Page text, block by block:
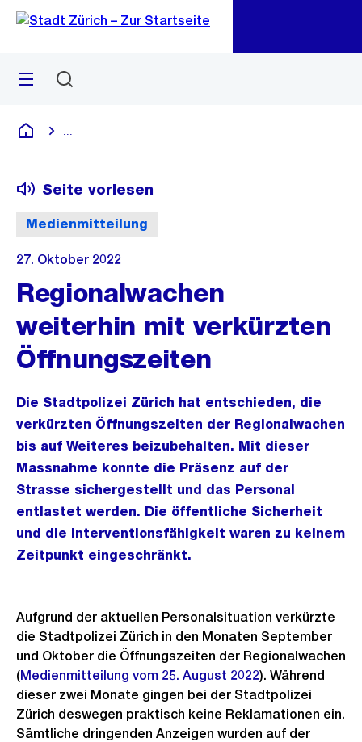
Navigation
Sprunglink
Menü
Deutsch
Medienmitteilung
Seite vorlesen
27. Oktober 2022
Regionalwachen
weiterhin mit verkürzten
Öffnungszeiten
Die Stadtpolizei Zürich hat entschieden, die
verkürzten Öffnungszeiten der Regionalwachen
bis auf Weiteres beizubehalten. Mit dieser
Massnahme konnte die Präsenz auf der
Strasse sichergestellt und das Personal
entlastet werden. Die öffentliche Sicherheit
und die Interventionsfähigkeit waren zu keinem
Zeitpunkt eingeschränkt.
Aufgrund der aktuellen Personalsituation verkürzte
die Stadtpolizei Zürich in den Monaten September
und Oktober die Öffnungszeiten der Regionalwachen
(Medienmitteilung vom 25. August 2022). Während
dieser zwei Monate gingen bei der Stadtpolizei
Zürich deswegen praktisch keine Reklamationen ein.
Sämtliche dringenden Anzeigen wurden auf der